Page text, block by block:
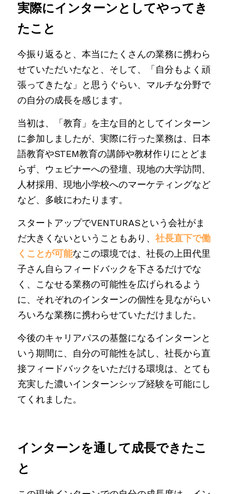
実際にインターンとしてやってき
たこと
今振り返ると、本当にたくさんの業務に携わら
せていただいたなと、そして、「自分もよく頑
張ってきたな」と思うぐらい、マルチな分野で
の自分の成長を感じます。
当初は、「教育」を主な目的としてインターン
に参加しましたが、実際に行った業務は、日本
語教育やSTEM教育の講師や教材作りにとどま
らず、ウェビナーへの登壇、現地の大学訪問、
人材採用、現地小学校へのマーケティングなど
など、多岐にわたります。
スタートアップでVENTURASという会社がま
だ大きくないということもあり、 社長直下で働
くことが可能なこの環境では、社長の上田代里
子さん自らフィードバックを下さるだけでな
く、こなせる業務の可能性を広げられるよう
に、それぞれのインターンの個性を見ながらい
ろいろな業務に携わらせていただけました。
今後のキャリアパスの基盤になるインターンと
いう期間に、自分の可能性を試し、社長から直
接フィードバックをいただける環境は、とても
充実した濃いインターンシップ経験を可能にし
てくれました。
インターンを通して成長できたこ
と